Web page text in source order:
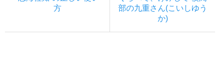
方
部の九重さん(こいしゆう
か)